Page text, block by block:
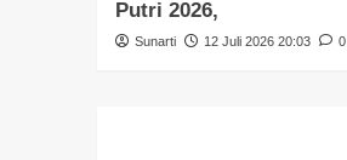
Putri 2026,
Sunarti 12 Juli 2026 20:03 0